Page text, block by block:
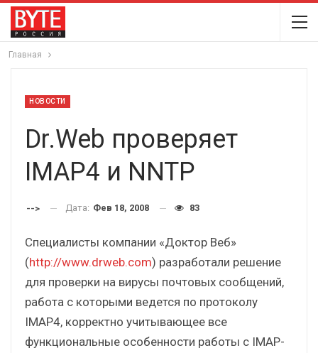
Главная
НОВОСТИ
Dr.Web проверяет
IMAP4 и NNTP
--> Дата: Фев 18, 2008 83
Специалисты компании «Доктор Веб»
(http://www.drweb.com) разработали решение
для проверки на вирусы почтовых сообщений,
работа с которыми ведется по протоколу
IMAP4, корректно учитывающее все
функциональные особенности работы с IMAP-